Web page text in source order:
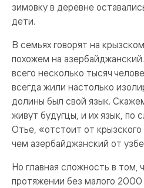
зимовку в деревне
дети.
В семьях говорят на
похожем на
всего несколько тысяч
всегда жили настолько
долины был свой язык.
живут будугцы, и их язык, по
Отье, «отстоит от крызского
чем азербайджанский от
Но главная сложность в том,
протяжении без малого